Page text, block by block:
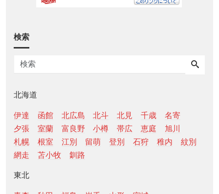
検索
北海道
伊達 函館 北広島 北斗 北見 千歳
名寄
夕張
室蘭 富良野 小樽 帯広 恵庭
旭川
札幌
根室 江別 留萌 登別 石狩 稚内
紋別
網走
苫小牧 釧路
東北